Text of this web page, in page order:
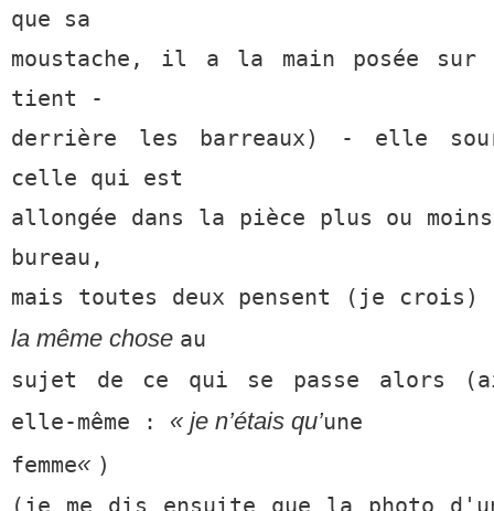
que sa
moustache, il a la main posée
tient -
derrière les barreaux) - elle
celle qui est
allongée dans la pièce plus ou
bureau,
mais toutes deux pensent (je crois)
la même chose au
sujet de ce qui se passe alors
elle-même : « je n’étais qu’une
femme« )
(je me dis ensuite que la photo